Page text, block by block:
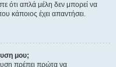
ότι απλά μέλη δεν μπορεί να
κάποιος έχει απαντήσει.
μου;
πρέπει πρώτα να